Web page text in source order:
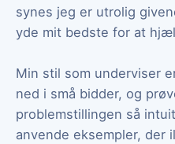
synes jeg er utrolig
yde mit bedste for at
Min stil som underviser
ned i små bidder, og
problemstillingen så
anvende eksempler, der